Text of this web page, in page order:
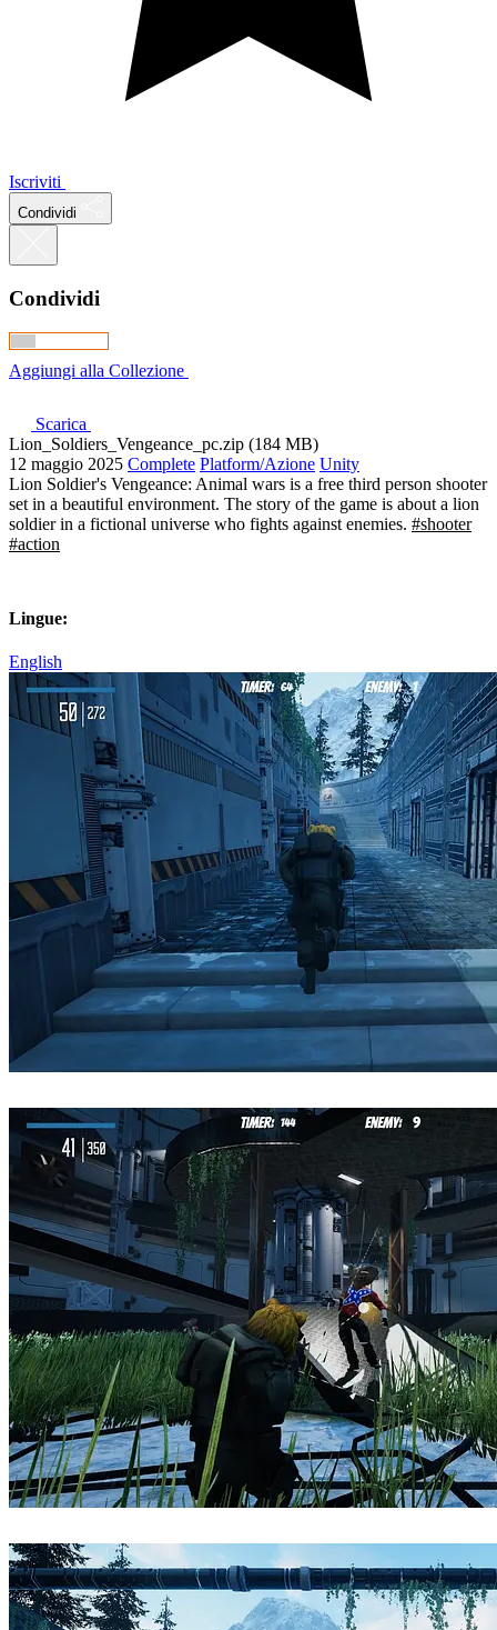
Iscriviti
Condividi
Condividi
Aggiungi alla Collezione
Scarica
Lion_Soldiers_Vengeance_pc.zip (184 MB)
12 maggio 2025 Complete Platform/Azione Unity
Lion Soldier's Vengeance: Animal wars is a free third person shooter
set in a beautiful environment. The story of the game is about a lion
soldier in a fictional universe who fights against enemies. #shooter
#action
Lingue:
English